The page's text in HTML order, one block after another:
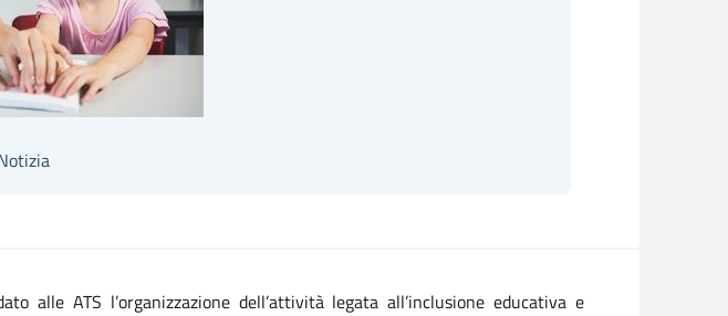
alle ATS l’organizzazione dell’attività legata all’inclusione educativa e